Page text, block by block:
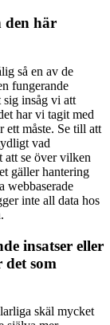
den här
så en av de
fungerande
sig insåg vi att
har vi tagit med
ett måste. Se till att
vad
se över vilken
gäller hantering
webbaserade
inte all data hos
insatser eller
som
skäl mycket